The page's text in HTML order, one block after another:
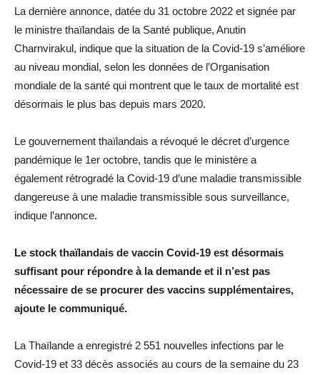
La dernière annonce, datée du 31 octobre 2022 et signée par
le ministre thaïlandais de la Santé publique, Anutin
Charnvirakul, indique que la situation de la Covid-19 s’améliore
au niveau mondial, selon les données de l’Organisation
mondiale de la santé qui montrent que le taux de mortalité est
désormais le plus bas depuis mars 2020.
Le gouvernement thaïlandais a révoqué le décret d’urgence
pandémique le 1er octobre, tandis que le ministère a
également rétrogradé la Covid-19 d’une maladie transmissible
dangereuse à une maladie transmissible sous surveillance,
indique l’annonce.
Le stock thaïlandais de vaccin Covid-19 est désormais
suffisant pour répondre à la demande et il n’est pas
nécessaire de se procurer des vaccins supplémentaires,
ajoute le communiqué.
La Thaïlande a enregistré 2 551 nouvelles infections par le
Covid-19 et 33 décès associés au cours de la semaine du 23